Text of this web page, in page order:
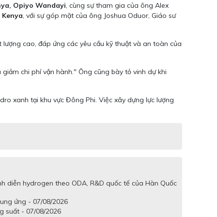
Opiyo Wandayi, cùng sự tham gia của ông Alex
Kenya, với sự góp mặt của ông Joshua Oduor, Giáo sư
cao, đáp ứng các yêu cầu kỹ thuật và an toàn của
chi phí vận hành." Ông cũng bày tỏ vinh dự khi
xanh tại khu vực Đông Phi. Việc xây dựng lực lượng
diễn hydrogen theo ODA, R&D quốc tế của Hàn Quốc
ứng - 07/08/2026
suất - 07/08/2026